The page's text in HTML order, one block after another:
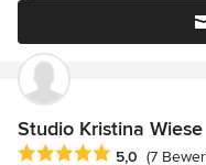
Studio Kristina Wiese
Durchschnittliche
5,0 (7